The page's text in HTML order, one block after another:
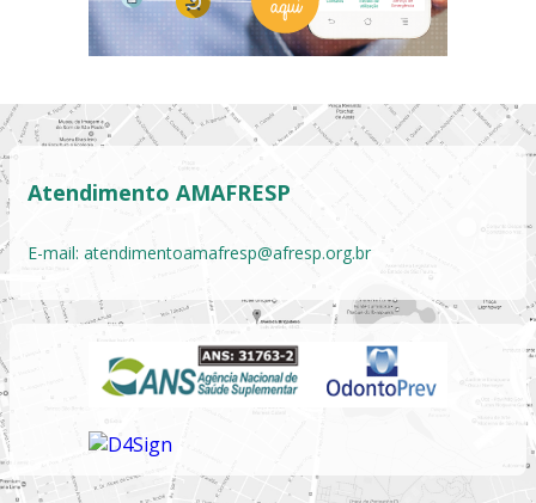
Atendimento AMAFRESP
E-mail: atendimentoamafresp@afresp.org.br